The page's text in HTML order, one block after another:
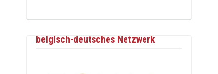
belgisch-deutsches Netzwerk